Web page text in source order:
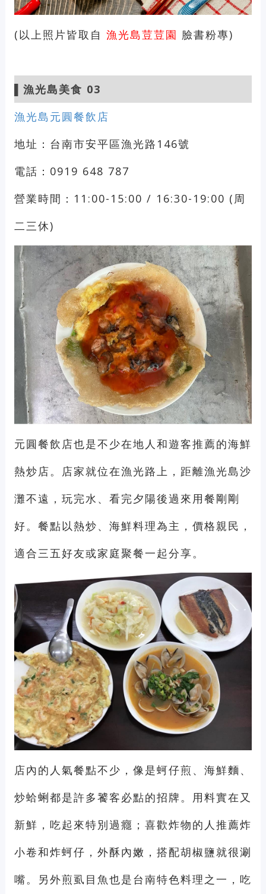
(以上照片皆取自 漁光島荳荳園 臉書粉專)
▌漁光島美食 03
漁光島元圓餐飲店
地址：台南市安平區漁光路146號
電話：0919 648 787
營業時間：11:00-15:00 / 16:30-19:00 (周
二三休)
元圓餐飲店也是不少在地人和遊客推薦的海鮮
熱炒店。店家就位在漁光路上，距離漁光島沙
灘不遠，玩完水、看完夕陽後過來用餐剛剛
好。餐點以熱炒、海鮮料理為主，價格親民，
適合三五好友或家庭聚餐一起分享。
店內的人氣餐點不少，像是蚵仔煎、海鮮麵、
炒蛤蜊都是許多饕客必點的招牌。用料實在又
新鮮，吃起來特別過癮；喜歡炸物的人推薦炸
小卷和炸蚵仔，外酥內嫩，搭配胡椒鹽就很涮
嘴。另外煎虱目魚也是台南特色料理之一，吃